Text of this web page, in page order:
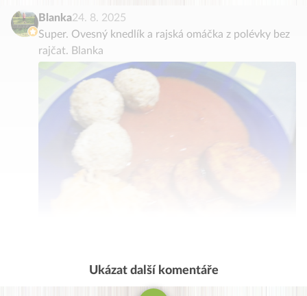
Blanka24. 8. 2025
Super. Ovesný knedlík a rajská omáčka z polévky bez
rajčat. Blanka
Ukázat další komentáře